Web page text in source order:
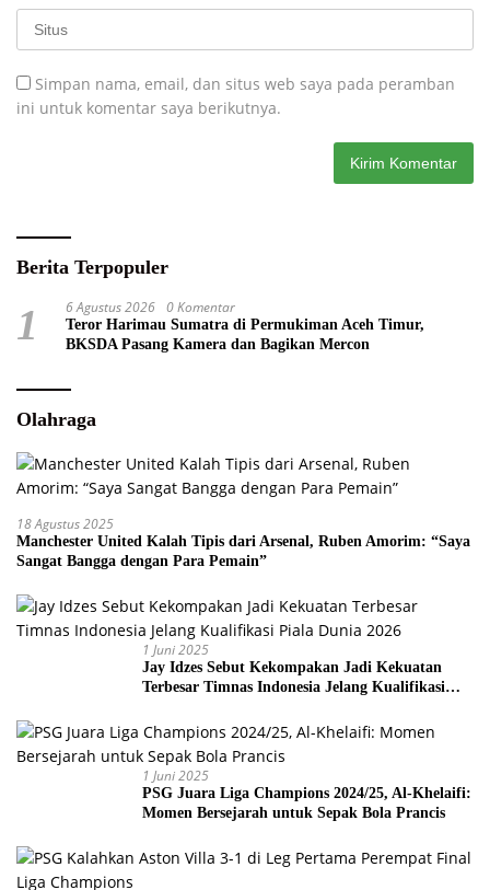
Simpan nama, email, dan situs web saya pada peramban
ini untuk komentar saya berikutnya.
Berita Terpopuler
1 6 Agustus 2026 0 Komentar
Teror Harimau Sumatra di Permukiman Aceh Timur,
BKSDA Pasang Kamera dan Bagikan Mercon
Olahraga
18 Agustus 2025
Manchester United Kalah Tipis dari Arsenal, Ruben Amorim: “Saya
Sangat Bangga dengan Para Pemain”
1 Juni 2025
Jay Idzes Sebut Kekompakan Jadi Kekuatan
Terbesar Timnas Indonesia Jelang Kualifikasi
1 Juni 2025
PSG Juara Liga Champions 2024/25, Al-Khelaifi:
Momen Bersejarah untuk Sepak Bola Prancis